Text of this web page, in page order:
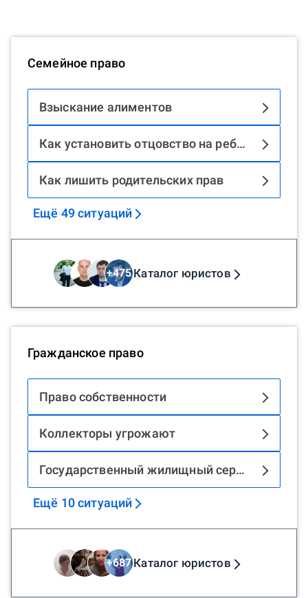
Семейное право
Взыскание алиментов
Как установить отцовство на ребенка
Как лишить родительских прав
Ещё 49ситуаций
+475Каталог юристов
Гражданское право
Право собственности
Коллекторы угрожают
Государственный жилищный сертификат
Ещё 10ситуаций
+687Каталог юристов